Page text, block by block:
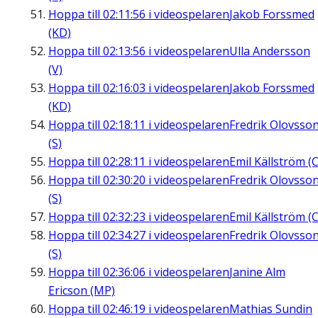
Hoppa till 02:11:56 i videospelarenJakob Forssmed
(KD)
Hoppa till 02:13:56 i videospelarenUlla Andersson
(V)
Hoppa till 02:16:03 i videospelarenJakob Forssmed
(KD)
Hoppa till 02:18:11 i videospelarenFredrik
(S)
Hoppa till 02:28:11 i videospelarenEmil Källström
Hoppa till 02:30:20 i videospelarenFredrik
(S)
Hoppa till 02:32:23 i videospelarenEmil Källström
Hoppa till 02:34:27 i videospelarenFredrik
(S)
Hoppa till 02:36:06 i videospelarenJanine Alm
Ericson (MP)
Hoppa till 02:46:19 i videospelarenMathias Sundin